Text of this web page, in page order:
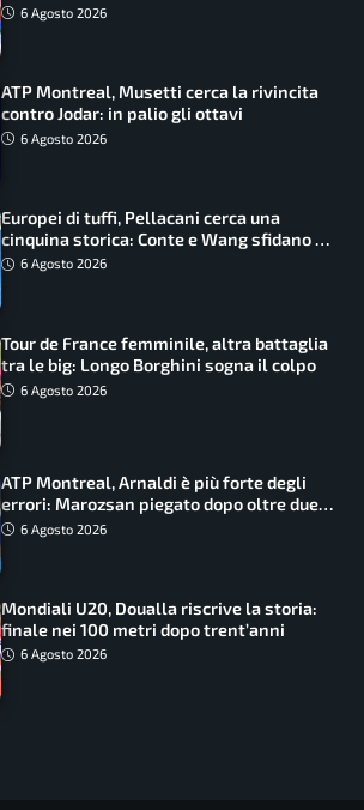
6 Agosto 2026
ATP Montreal, Musetti cerca la rivincita
contro Jodar: in palio gli ottavi
6 Agosto 2026
Europei di tuffi, Pellacani cerca una
cinquina storica: Conte e Wang sfidano la
piattaforma
6 Agosto 2026
Tour de France femminile, altra battaglia
tra le big: Longo Borghini sogna il colpo
6 Agosto 2026
ATP Montreal, Arnaldi è più forte degli
errori: Marozsan piegato dopo oltre due
ore6 Agosto 2026
Mondiali U20, Doualla riscrive la storia:
finale nei 100 metri dopo trent’anni
6 Agosto 2026